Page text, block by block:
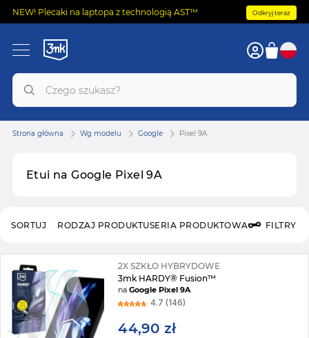
NEW! Plecaki na laptopa z technologią AST™ Odkryj teraz
Etui na Google Pixel 9A
Strona główna Wg modelu Google Pixel 9A
RODZAJ PRODUKTUSERIA PRODUKTOWA FILTRY
SORTUJ
2X SZKŁO HYBRYDOWE
3mk HARDY® Fusion™
naGoogle Pixel 9A
4.7 (146)
44,90 zł